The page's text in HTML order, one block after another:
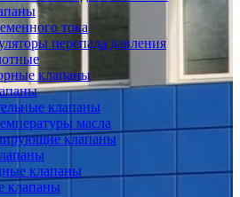
тока
перепада давления
клапаны
клапаны
масла
клапаны
клапаны
клапаны